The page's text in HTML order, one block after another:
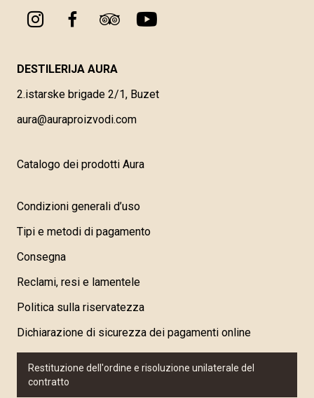
DESTILERIJA AURA
2.istarske brigade 2/1, Buzet
aura@auraproizvodi.com
Catalogo dei prodotti Aura
Condizioni generali d’uso
Tipi e metodi di pagamento
Consegna
Reclami, resi e lamentele
Politica sulla riservatezza
Dichiarazione di sicurezza dei pagamenti online
Restituzione dell'ordine e risoluzione unilaterale del
contratto